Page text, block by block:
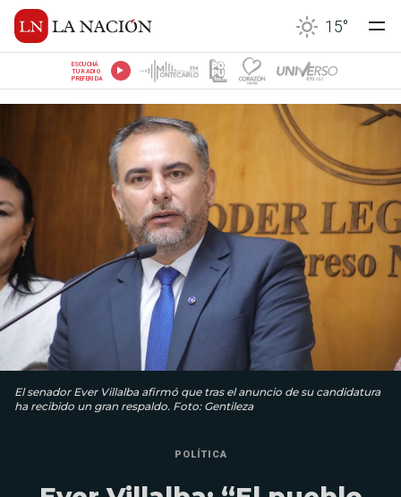
15°
ESCUCHÁ
TU RADIO
PREFERIDA
El senador Ever Villalba afirmó que tras el anuncio de su candidatura
ha recibido un gran respaldo. Foto: Gentileza
POLÍTICA